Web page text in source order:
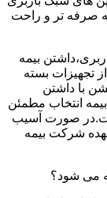
به صرفه تر و راحت
بیمه
تجهیزات بسته
با داشتن
انتخاب مطمئن
صورت آسیب
شرکت بیمه
می شود؟